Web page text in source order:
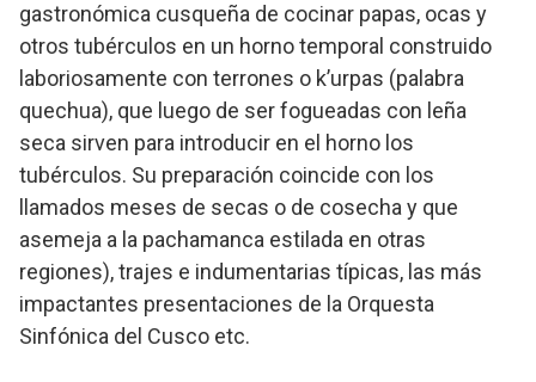
gastronómica cusqueña de cocinar papas, ocas y
otros tubérculos en un horno temporal construido
laboriosamente con terrones o k’urpas (palabra
quechua), que luego de ser fogueadas con leña
seca sirven para introducir en el horno los
tubérculos. Su preparación coincide con los
llamados meses de secas o de cosecha y que
asemeja a la pachamanca estilada en otras
regiones), trajes e indumentarias típicas, las más
impactantes presentaciones de la Orquesta
Sinfónica del Cusco etc.